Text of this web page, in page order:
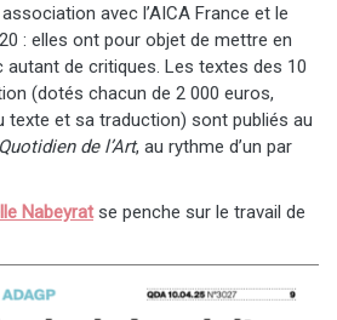
avec l’AICA France et le
: elles ont pour objet de mettre en
de critiques. Les textes des 10
(dotés chacun de 2 000 euros,
texte et sa traduction) sont publiés au
Quotidien de l’Art, au rythme d’un par
Nabeyrat se penche sur le travail de